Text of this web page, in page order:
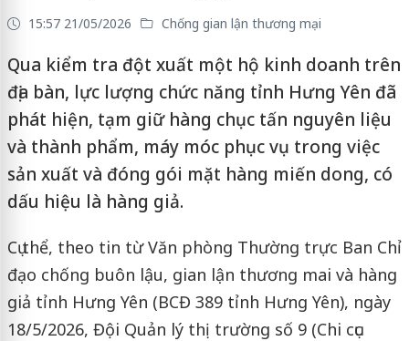
15:57 21/05/2026 Chống gian lận thương mại
Qua kiểm tra đột xuất một hộ kinh doanh trên
địa bàn, lực lượng chức năng tỉnh Hưng Yên đã
phát hiện, tạm giữ hàng chục tấn nguyên liệu
và thành phẩm, máy móc phục vụ trong việc
sản xuất và đóng gói mặt hàng miến dong, có
dấu hiệu là hàng giả.
Cụ thể, theo tin từ Văn phòng Thường trực Ban Chỉ
đạo chống buôn lậu, gian lận thương mai và hàng
giả tỉnh Hưng Yên (BCĐ 389 tỉnh Hưng Yên), ngày
18/5/2026, Đội Quản lý thị trường số 9 (Chi cục